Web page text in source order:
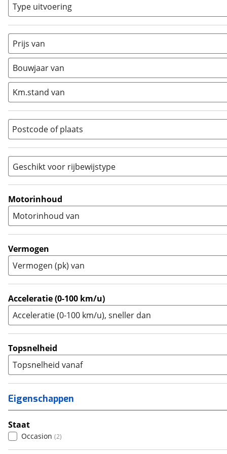
Classic
Crosser (0)
Enduro
Minibike (0)
Motorscooter
Naked
Overig (2)
Racer ( 0)
Sport (0)
Sport Touring
Supermotard (0)
Supersport
Tourer (0)
Touring Enduro
Trike (0)
Zijspan 0)
Type uitvoering
Prijs van
Bouwjaar van
Km.stand van
Postcode of plaats
Geschikt voor rijbewijstype
A (0)
A1 (2)
(
Motorinhoud
Motorinhoud van
Vermogen
Vermogen (pk) van
Acceleratie (0-100 km/u)
Acceleratie (0-100 km/u), sneller dan
Topsnelheid
Topsnelheid vanaf
Eigenschappen
Staat
Occasion (2)